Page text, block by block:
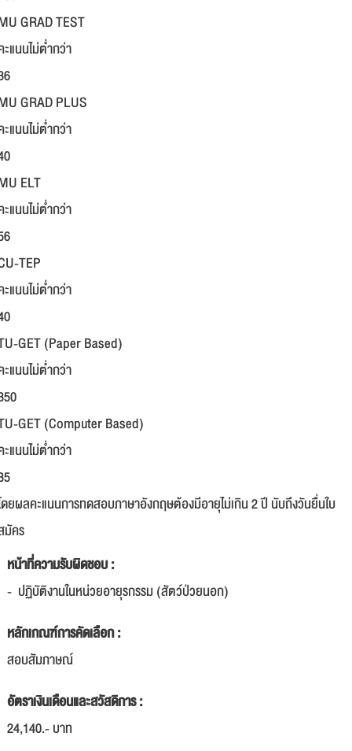
GRAD TEST
แนนไม่ต่ำกว่า
GRAD PLUS
แนนไม่ต่ำกว่า
ELT
แนนไม่ต่ำกว่า
TEP
แนนไม่ต่ำกว่า
GET (Paper Based)
แนนไม่ต่ำกว่า
GET (Computer Based)
แนนไม่ต่ำกว่า
ดยผลคะแนนการทดสอบภาษาอังกฤษต้องมีอายุไม่เกิน 2 ปี นับถึงวันยื่นใบ
มัคร
หน้าที่ความรับผิดชอบ :
- ปฏิบัติงานในหน่วยอายุรกรรม (สัตว์ป่วยนอก)
หลักเกณฑ์การคัดเลือก :
สอบสัมภาษณ์
อัตราเงินเดือนและสวัสดิการ :
24,140.- บาท